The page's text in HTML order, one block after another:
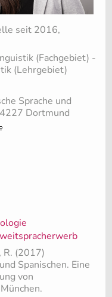
seit 2016,
(Fachgebiet) -
(Lehrgebiet)
Sprache und
Dortmund
R. (2017)
Spanischen. Eine
von